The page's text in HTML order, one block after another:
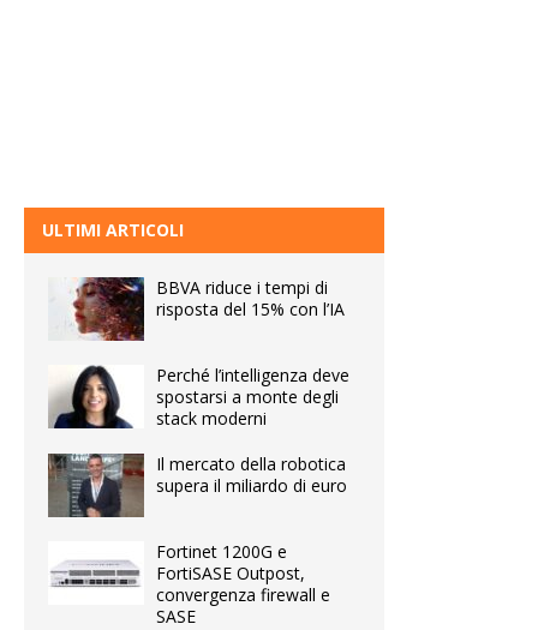
ULTIMI ARTICOLI
BBVA riduce i tempi di
risposta del 15% con l’IA
Perché l’intelligenza deve
spostarsi a monte degli
stack moderni
Il mercato della robotica
supera il miliardo di euro
Fortinet 1200G e
FortiSASE Outpost,
convergenza firewall e
SASE